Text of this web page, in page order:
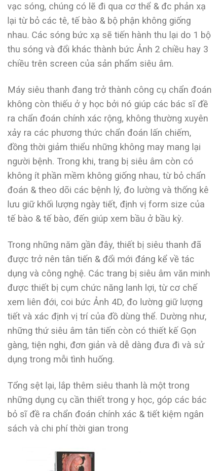
vạc sóng, chúng có lẽ đi qua cơ thể & đc phản xạ
lại từ bỏ các tê, tế bào & bộ phận không giống
nhau. Các sóng bức xạ sẽ tiến hành thu lại do 1 bộ
thu sóng và đổi khác thành bức Ảnh 2 chiều hay 3
chiều trên screen của sản phẩm siêu âm.
Máy siêu thanh đang trở thành công cụ chẩn đoán
không còn thiếu ở y học bởi nó giúp các bác sĩ đề
ra chẩn đoán chính xác rộng, không thường xuyên
xảy ra các phương thức chẩn đoán lấn chiếm,
đồng thời giảm thiểu những không may mang lại
người bệnh. Trong khi, trang bị siêu âm còn có
không ít phần mềm không giống nhau, từ bỏ chẩn
đoán & theo dõi các bệnh lý, đo lường và thống kê
lưu giữ khối lượng ngày tiết, định vị form size của
tế bào & tế bào, đến giúp xem bầu ở bầu kỳ.
Trong những năm gần đây, thiết bị siêu thanh đã
được trở nên tân tiến & đổi mới đáng kể về tác
dụng và công nghệ. Các trang bị siêu âm văn minh
được thiết bị cụm chức năng lanh lợi, từ cơ chế
xem liên đới, coi bức Ảnh 4D, đo lường giữ lượng
tiết và xác định vị trí của đồ dùng thể. Dường như,
những thứ siêu âm tân tiến còn có thiết kế Gọn
gàng, tiện nghi, đơn giản và dễ dàng đưa đi và sử
dụng trong mỗi tình huống.
Tổng sệt lại, lắp thêm siêu thanh là một trong
những dụng cụ cần thiết trong y học, góp các bác
bỏ sĩ đề ra chẩn đoán chính xác & tiết kiệm ngân
sách và chi phí thời gian trong